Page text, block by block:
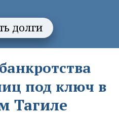
долги
физических лиц под ключ в
Тагиле